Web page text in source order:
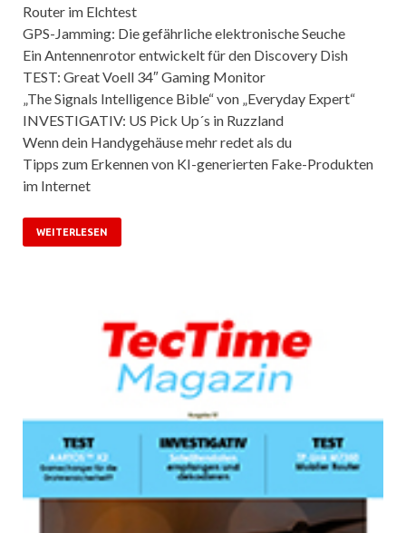
Router im Elchtest
GPS-Jamming: Die gefährliche elektronische Seuche
Ein Antennenrotor entwickelt für den Discovery Dish
TEST: Great Voell 34″ Gaming Monitor
„The Signals Intelligence Bible“ von „Everyday Expert“
INVESTIGATIV: US Pick Up´s in Ruzzland
Wenn dein Handygehäuse mehr redet als du
Tipps zum Erkennen von KI-generierten Fake-Produkten
im Internet
WEITERLESEN